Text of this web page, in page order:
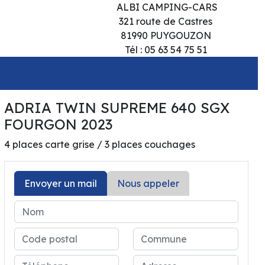
ALBI CAMPING-CARS
321 route de Castres
81990 PUYGOUZON
Tél : 05 63 54 75 51
ADRIA TWIN SUPREME 640 SGX
FOURGON 2023
4 places carte grise / 3 places couchages
Envoyer un mail Nous appeler